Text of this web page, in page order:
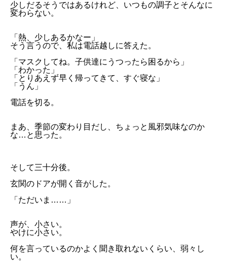
少しだるそうではあるけれど、いつもの調子とそんなに
変わらない。
「熱、少しあるかなー」
そう言うので、私は電話越しに答えた。
「マスクしてね。子供達にうつったら困るから」
「わかった」
「とりあえず早く帰ってきて、すぐ寝な」
「うん」
電話を切る。
まあ、季節の変わり目だし、ちょっと風邪気味なのか
な…と思った。
そして三十分後。
玄関のドアが開く音がした。
「ただいま……」
声が、小さい。
やけに小さい。
何を言っているのかよく聞き取れないくらい、弱々し
い。